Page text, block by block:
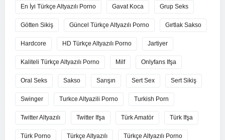
En İyi Türkçe Altyazılı Porno Gavat Koca Grup Seks
Götten Sikiş Güncel Türkçe Altyazılı Porno Gırtlak Sakso
Hardcore HD Türkçe Altyazılı Porno Jartiyer
Kaliteli Türkçe Altyazılı Porno Milf Onlyfans Ifşa
Oral Seks Sakso Sarışın Sert Sex Sert Sikiş
Swinger Turkce Altyazili Porno Turkish Porn
Twitter Altyazılı Twitter Ifşa Türk Amatör Türk Ifşa
Türk Porno Türkçe Altyazılı Türkçe Altyazılı Porno